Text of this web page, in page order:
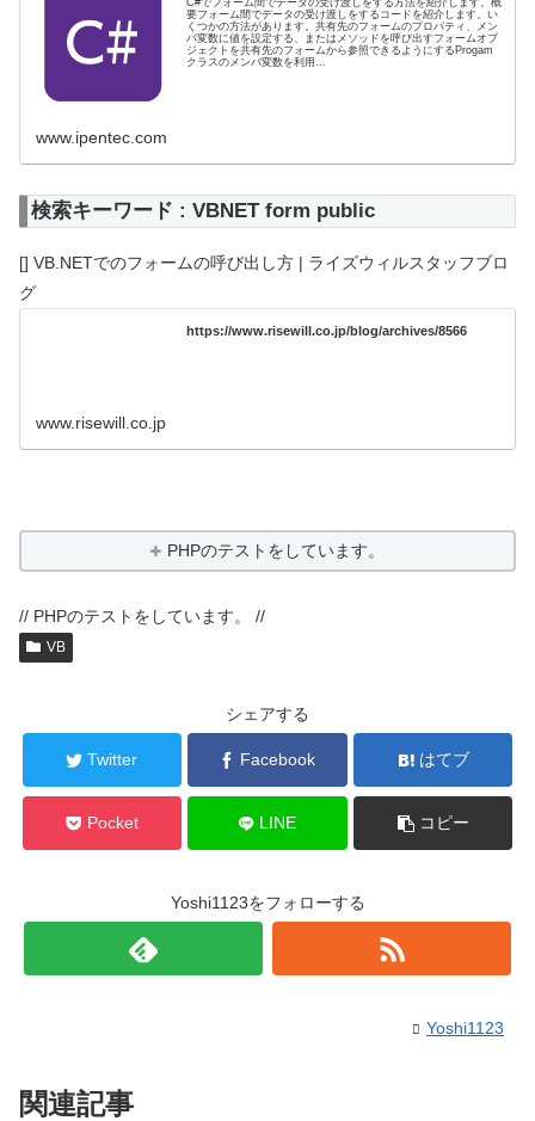
要フォーム間でデータの受け渡しをするコードを紹介します。い
くつかの方法があります。共有先のフォームのプロパティ、メン
バ変数に値を設定する、またはメソッドを呼び出すフォームオブ
ジェクトを共有先のフォームから参照できるようにするProgam
クラスのメンバ変数を利用...
www.ipentec.com
検索キーワード : VBNET form public
[] VB.NETでのフォームの呼び出し方 | ライズウィルスタッフブロ
グ
https://www.risewill.co.jp/blog/archives/8566
www.risewill.co.jp
PHPのテストをしています。
// PHPのテストをしています。 //
VB
シェアする
Twitter Facebook はてブ
Pocket LINE コピー
Yoshi1123をフォローする
Yoshi1123
関連記事